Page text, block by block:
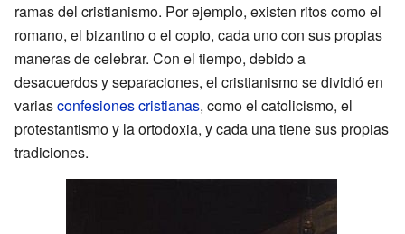
ramas del cristianismo. Por ejemplo, existen ritos como el
romano, el bizantino o el copto, cada uno con sus propias
maneras de celebrar. Con el tiempo, debido a
desacuerdos y separaciones, el cristianismo se dividió en
variasconfesiones cristianas, como el catolicismo, el
protestantismo y la ortodoxia, y cada una tiene sus propias
tradiciones.